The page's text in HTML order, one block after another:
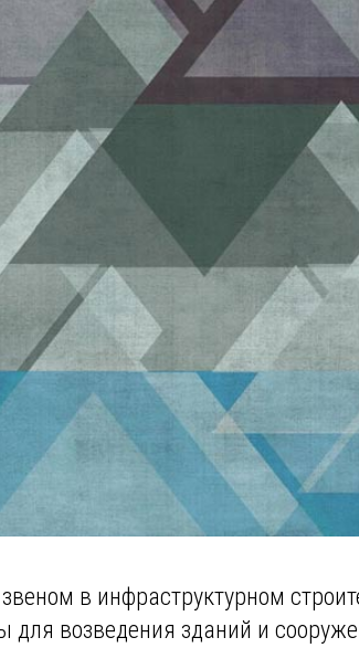
в инфраструктурном
для возведения зданий и